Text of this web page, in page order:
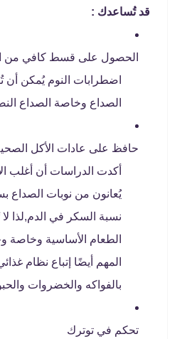
قد تُساعدك :
الحصول على قسط كافي من
اضطرابات النوم يُمكن أن
الصداع وخاصة الصداع
حافظ على عادات الأكل
أكدت الدراسات أن أغلب
يُعانون من نوبات الصداع
نسبة السكر في الدم,لذا
الطعام الأساسية وخاصة
المهم أيضًا إتباع نظام
بالفواكه والخضروات
تحكم في توترك